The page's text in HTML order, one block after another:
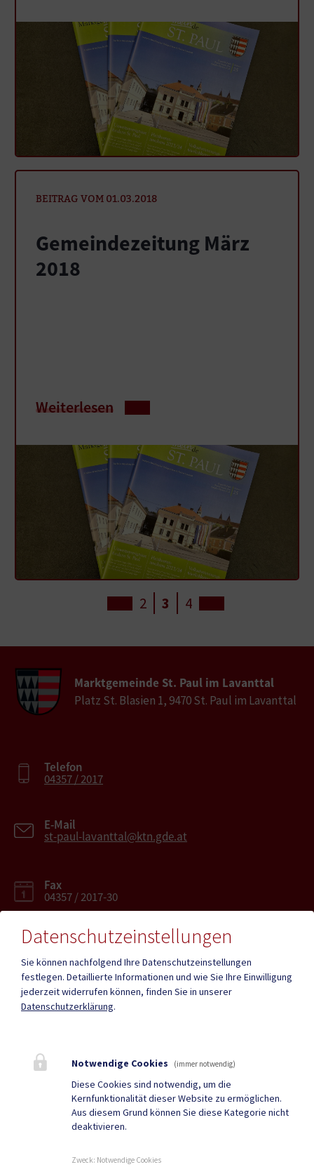
BEITRAG VOM 01.03.2018
Gemeindezeitung März
2018
Weiterlesen
2 3 4
Marktgemeinde St. Paul im Lavanttal
Platz St. Blasien 1, 9470 St. Paul im Lavanttal
Telefon
04357 / 2017
E-Mail
st-paul-lavanttal@ktn.gde.at
Fax
04357 / 2017-30
Mehr
Geko digital Gemeinde-
Infopoint St. Paul
Duale Zustellung
Gemeindenachrichten
Datenschutzeinstellungen
Sie können nachfolgend Ihre Datenschutzeinstellungen
festlegen. Detaillierte Informationen und wie Sie Ihre Einwilligung
jederzeit widerrufen können, finden Sie in unserer
Datenschutzerklärung.
Notwendige Cookies (immer notwendig)
Diese Cookies sind notwendig, um die
Kernfunktionalität dieser Website zu ermöglichen.
Aus diesem Grund können Sie diese Kategorie nicht
deaktivieren.
Zweck: Notwendige Cookies